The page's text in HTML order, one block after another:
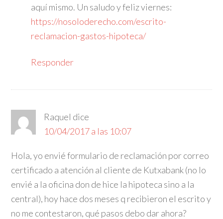
aquí mismo. Un saludo y feliz viernes:
https://nosoloderecho.com/escrito-
reclamacion-gastos-hipoteca/
Responder
Raquel dice
10/04/2017 a las 10:07
Hola, yo envié formulario de reclamación por correo
certificado a atención al cliente de Kutxabank (no lo
envié a la oficina don de hice la hipoteca sino a la
central), hoy hace dos meses q recibieron el escrito y
no me contestaron, qué pasos debo dar ahora?